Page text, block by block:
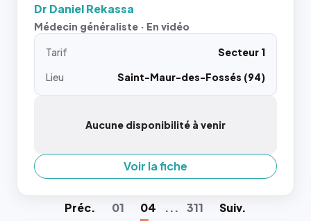
Dr Daniel Rekassa
Médecin généraliste · En vidéo
Tarif
Secteur 1
Lieu
Saint-Maur-des-Fossés (94)
Aucune disponibilité à venir
Voir la fiche
Préc. 01 04 ... 311 Suiv.